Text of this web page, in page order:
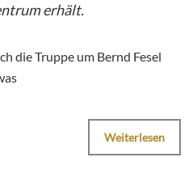
erhält.
die Truppe um Bernd Fesel
Weiterlesen